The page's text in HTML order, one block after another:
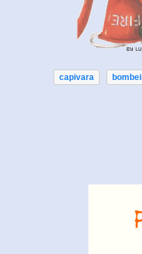
capivara